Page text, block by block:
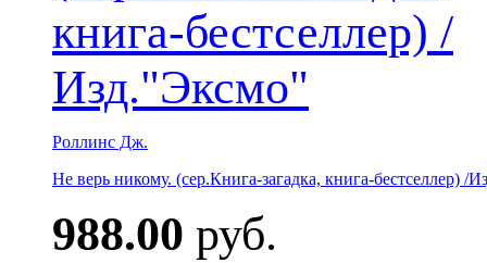
Роллинс Дж.
Не верь никому. (сер.Книга-загадка, книга-бестселлер) /
988.00 руб.